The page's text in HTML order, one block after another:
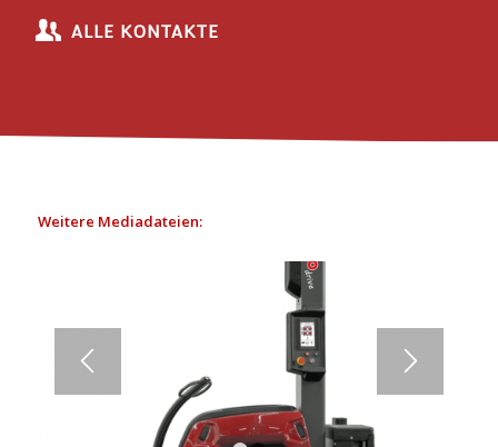
ALLE KONTAKTE
Weitere Mediadateien: